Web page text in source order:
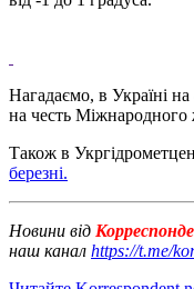
Нагадаємо, в Україні на
на честь Міжнародного
Також в
березні.
Новини від
наш канал https://t.me/